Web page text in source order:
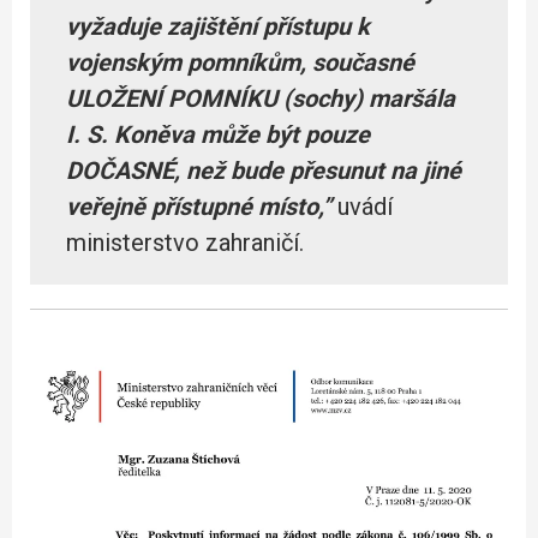
vyžaduje zajištění přístupu k
vojenským pomníkům, současné
ULOŽENÍ POMNÍKU (sochy) maršála
I. S. Koněva může být pouze
DOČASNÉ, než bude přesunut na jiné
veřejně přístupné místo,”uvádí
ministerstvo zahraničí.